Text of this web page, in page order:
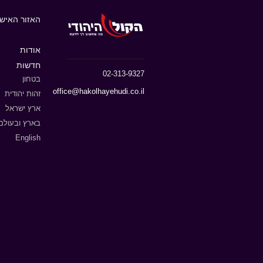
02-313-9327
office@hakolhayehudi.co.il
האזור
אודות
חדשות
בטחון
זהות יהודית
ארץ ישראל
בארץ
English